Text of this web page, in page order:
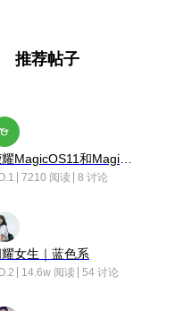
推荐帖子
7210 阅读 8 讨论
耀女生｜蓝色系
14.6w 阅读 54 讨论